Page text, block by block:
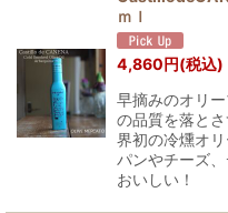
ｍｌ
4,860円(税込)
早摘みのオリ
の品質を落と
界初の冷燻オ
パンやチーズ
おいしい！